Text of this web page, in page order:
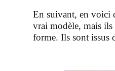
En suivant, en voici
vrai modèle, mais
forme. Ils sont issus